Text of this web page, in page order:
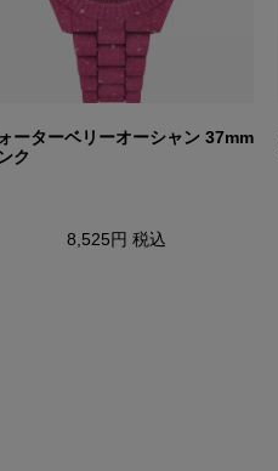
ーターベリーオーシャン 37mm
ク
8,525円 税込